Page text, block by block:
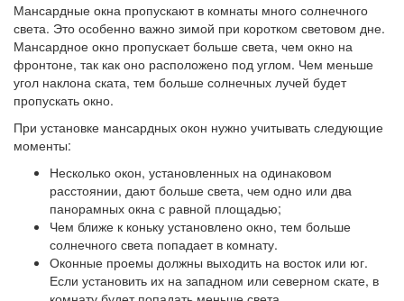
Мансардные окна пропускают в комнаты много солнечного
света. Это особенно важно зимой при коротком световом дне.
Мансардное окно пропускает больше света, чем окно на
фронтоне, так как оно расположено под углом. Чем меньше
угол наклона ската, тем больше солнечных лучей будет
пропускать окно.
При установке мансардных окон нужно учитывать следующие
моменты:
Несколько окон, установленных на одинаковом
расстоянии, дают больше света, чем одно или два
панорамных окна с равной площадью;
Чем ближе к коньку установлено окно, тем больше
солнечного света попадает в комнату.
Оконные проемы должны выходить на восток или юг.
Если установить их на западном или северном скате, в